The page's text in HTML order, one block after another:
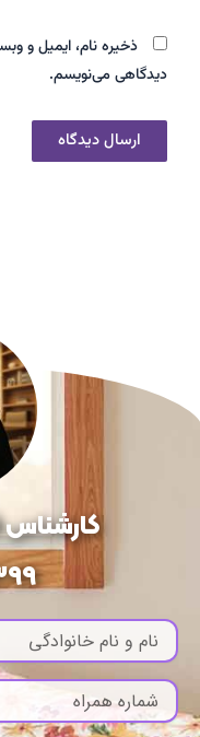
ذخیره نام، ایمیل و
دیدگاهی می‌نویسم.